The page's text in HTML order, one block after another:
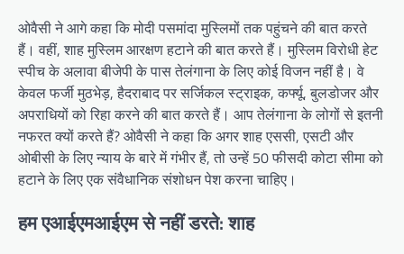
ओवैसी ने आगे कहा कि मोदी पसमांदा मुस्लिमों तक पहुंचने की बात करते
हैं। वहीं, शाह मुस्लिम आरक्षण हटाने की बात करते हैं। मुस्लिम विरोधी हेट
स्पीच के अलावा बीजेपी के पास तेलंगाना के लिए कोई विजन नहीं है। वे
केवल फर्जी मुठभेड़, हैदराबाद पर सर्जिकल स्ट्राइक, कर्फ्यू, बुलडोजर और
अपराधियों को रिहा करने की बात करते हैं। आप तेलंगाना के लोगों से इतनी
नफरत क्यों करते हैं? ओवैसी ने कहा कि अगर शाह एससी, एसटी और
ओबीसी के लिए न्याय के बारे में गंभीर हैं, तो उन्हें 50 फीसदी कोटा सीमा को
हटाने के लिए एक संवैधानिक संशोधन पेश करना चाहिए।
हम एआईएमआईएम से नहीं डरते: शाह